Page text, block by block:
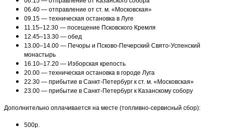
06.40 — отправление от ст. м. «Московская»
09.15 — техническая остановка в Луге
11.15–12.30 — посещение Псковского Кремля
12.45–13.30 — обед
13.00–14.00 — Печоры и Псково-Печерский Свято-Успенский
монастырь
16.10–17.20 — Изборская крепость
20.00 — техническая остановка в городе Луга
22.30 — прибытие в Санкт-Петербург к ст. м. «Московская»
23.00 — прибытие в Санкт-Петербург к Казанскому собору
Дополнительно оплачивается на месте (топливно-сервисный сбор):
500р.